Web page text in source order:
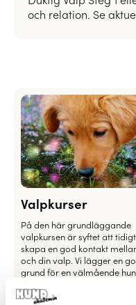
och relation. Se
Valpkurser
På den här grundläggande
valpkursen är syftet att tidigt
skapa en god kontakt
och din valp. Vi lägger en
grund för en välmående